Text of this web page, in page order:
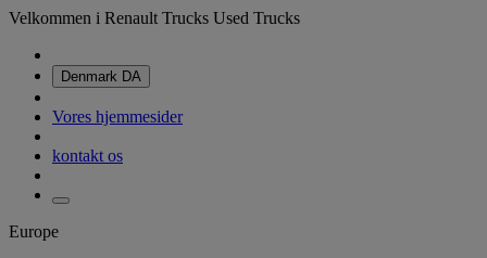
Velkommen i Renault Trucks Used Trucks
Denmark DA
Vores hjemmesider
kontakt os
Europe